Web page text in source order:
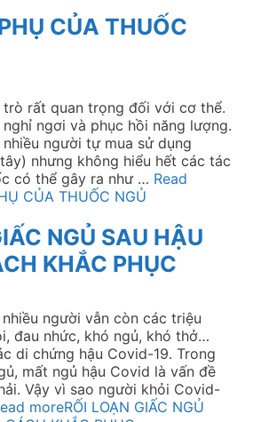
CỦA THUỐC
rất quan trọng đối với cơ thể.
ngơi và phục hồi năng lượng.
người tự mua sử dụng
nhưng không hiểu hết các tác
có thể gây ra như … Read
CỦA THUỐC NGỦ
NGỦ SAU HẬU
KHẮC PHỤC
người vẫn còn các triệu
đau nhức, khó ngủ, khó thở…
di chứng hậu Covid-19. Trong
mất ngủ hậu Covid là vấn đề
Vậy vì sao người khỏi Covid-
moreRỐI LOẠN GIẤC NGỦ